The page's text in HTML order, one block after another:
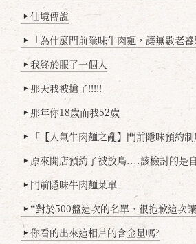
▶ 仙境傳說
▶ 「為什麼門前隱味牛肉麵，讓無數老饕邊吃邊罵
▶ 我終於服了一個人
▶ 那天我被搶了!!!!!
▶ 那年你18歲而我52歲
▶ 「【人氣牛肉麵之亂】門前隱味預約制崩壞真
▶ 原來開店預約了被放鳥....該檢討的是
▶ 門前隱味牛肉麵菜單
▶ ❞對於500盤這次的名單，很抱歉這次
▶ 你看的出來這相片的含金量嗎?